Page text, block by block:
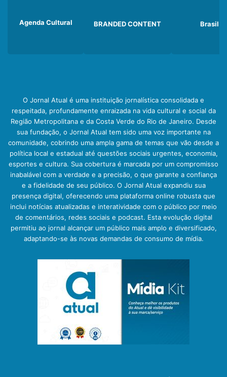
Agenda Cultural BRANDED CONTENT Brasil
O Jornal Atual é uma instituição jornalística consolidada e
respeitada, profundamente enraizada na vida cultural e social da
Região Metropolitana e da Costa Verde do Rio de Janeiro. Desde
sua fundação, o Jornal Atual tem sido uma voz importante na
comunidade, cobrindo uma ampla gama de temas que vão desde a
política local e estadual até questões sociais urgentes, economia,
esportes e cultura. Sua cobertura é marcada por um compromisso
inabalável com a verdade e a precisão, o que garante a confiança
e a fidelidade de seu público. O Jornal Atual expandiu sua
presença digital, oferecendo uma plataforma online robusta que
inclui notícias atualizadas e interatividade com o público por meio
de comentários, redes sociais e podcast. Esta evolução digital
permitiu ao jornal alcançar um público mais amplo e diversificado,
adaptando-se às novas demandas de consumo de mídia.